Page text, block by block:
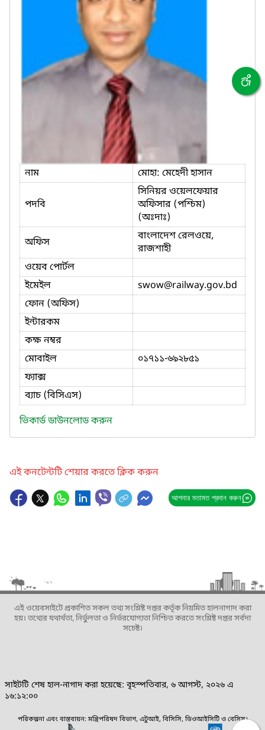
নাম মোহা: মেহেদী হাসান
পদবি
সিনিয়র ওয়েলফেয়ার
অফিসার (পশ্চিম)
(অঃদাঃ)
অফিস
বাংলাদেশ রেলওয়ে,
রাজশাহী
ওয়েব পোর্টল
ইমেইল
swow@railway.gov.bd
ফোন (অফিস)
ইন্টারকম
কক্ষ নম্বর
মোবাইল
০১৭১১-৬৯২৮৫১
ফ্যাক্স
ব্যাচ (বিসিএস)
ভিকার্ড ডাউনলোড করুন
এই কনটেন্টটি শেয়ার করতে ক্লিক করুন
আপনার মতামত প্রদান করুন
এই ওয়েবসাইটে প্রকাশিত সকল তথ্য সংশ্লিষ্ট দপ্তর কর্তৃক নিয়মিত হালনাগাদ করা
হয়। তথ্যের যথার্থতা, নির্ভুলতা ও নির্ভরযোগ্যতা নিশ্চিত করতে সংশ্লিষ্ট দপ্তর সর্বদা
সচেষ্ট।
সাইটটি শেষ হাল-নাগাদ করা হয়েছে: বৃহস্পতিবার, ৬ আগস্ট, ২০২৬ এ
১৬:১২:০০
পরিকল্পনা এবং বাস্তবায়ন: মন্ত্রিপরিষদ বিভাগ, এটুআই, বিসিসি, ডিওআইসিটি ও বেসিস।